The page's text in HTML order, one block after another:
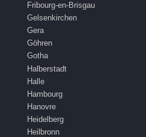
Fribourg-en-Brisgau
Gelsenkirchen
Gera
Göhren
Gotha
Halberstadt
Halle
Hambourg
Hanovre
Heidelberg
Heilbronn